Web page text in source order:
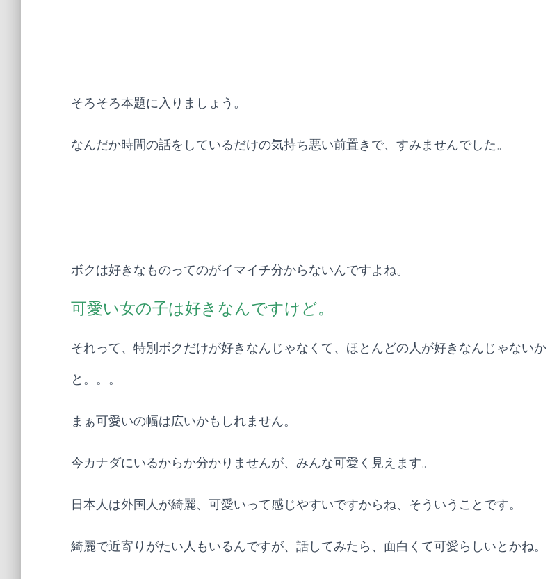
そろそろ本題に入りましょう。
なんだか時間の話をしているだけの気持ち悪い前置きで、すみませんでした。
ボクは好きなものってのがイマイチ分からないんですよね。
可愛い女の子は好きなんですけど。
それって、特別ボクだけが好きなんじゃなくて、ほとんどの人が好きなんじゃないか
と。。。
まぁ可愛いの幅は広いかもしれません。
今カナダにいるからか分かりませんが、みんな可愛く見えます。
日本人は外国人が綺麗、可愛いって感じやすいですからね、そういうことです。
綺麗で近寄りがたい人もいるんですが、話してみたら、面白くて可愛らしいとかね。